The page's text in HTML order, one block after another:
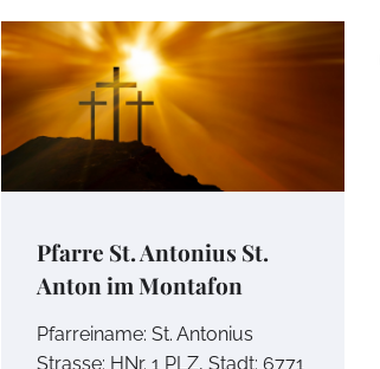
Pfarre St. Antonius St.
Anton im Montafon
Pfarreiname: St. Antonius
Strasse: HNr. 1 PLZ, Stadt: 6771